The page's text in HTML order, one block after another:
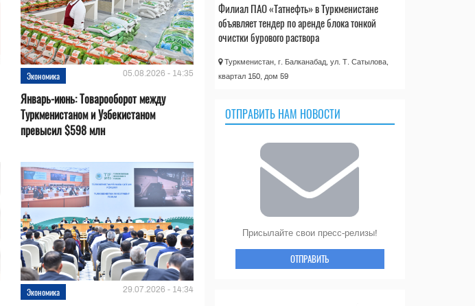
Экономика 05.08.2026 - 14:35
Январь-июнь: Товарооборот между
Туркменистаном и Узбекистаном
превысил $598 млн
Экономика 29.07.2026 - 14:34
Филиал ПАО «Татнефть» в Туркменистане
объявляет тендер по аренде блока тонкой
очистки бурового раствора
Туркменистан, г. Балканабад, ул. Т. Сатылова,
квартал 150, дом 59
ОТПРАВИТЬ НАМ НОВОСТИ
Присылайте свои пресс-релизы!
ОТПРАВИТЬ